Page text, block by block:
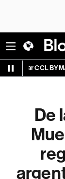
BYMA 1,575.06
De